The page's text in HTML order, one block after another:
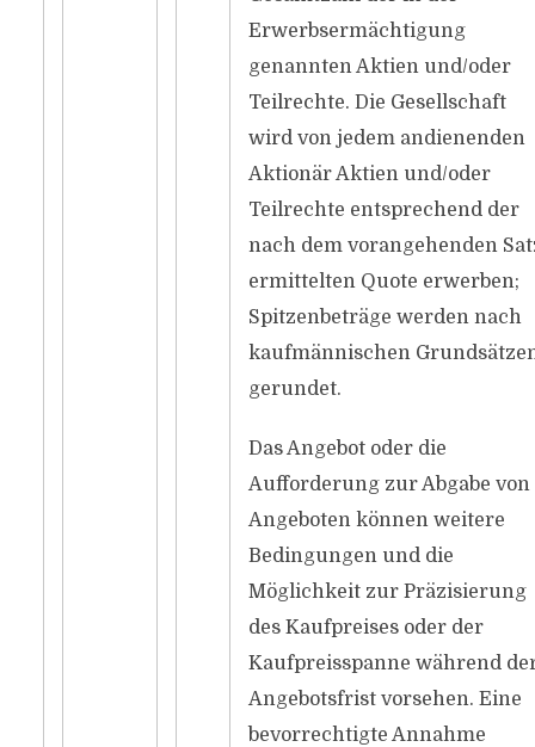
Erwerbsermächtigung
genannten Aktien und/oder
Teilrechte. Die Gesellschaft
wird von jedem andienenden
Aktionär Aktien und/oder
Teilrechte entsprechend der
nach dem vorangehenden
ermittelten Quote erwerben;
Spitzenbeträge werden nach
kaufmännischen
gerundet.
Das Angebot oder die
Aufforderung zur Abgabe von
Angeboten können weitere
Bedingungen und die
Möglichkeit zur Präzisierung
des Kaufpreises oder der
Kaufpreisspanne während
Angebotsfrist vorsehen. Eine
bevorrechtigte Annahme